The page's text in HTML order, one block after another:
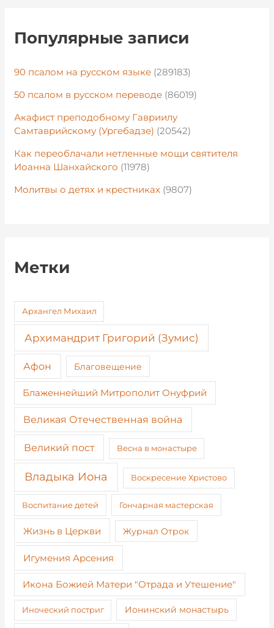
Популярные записи
90 псалом на русском языке (289183)
50 псалом в русском переводе (86019)
Акафист преподобному Гавриилу
Самтаврийскому (Ургебадзе) (20542)
Как переоблачали нетленные мощи святителя
Иоанна Шанхайского (11978)
Молитвы о детях и крестниках (9807)
Метки
Архангел Михаил
Архимандрит Григорий (Зумис)
Афон Благовещение
Блаженнейший Митрополит Онуфрий
Великая Отечественная война
Великий пост Весна в монастыре
Владыка Иона Воскресение Христово
Воспитание детей Гончарная мастерская
Жизнь в Церкви Журнал Отрок
Игумения Арсения
Икона Божией Матери "Отрада и Утешение"
Иноческий постриг Ионинский монастырь